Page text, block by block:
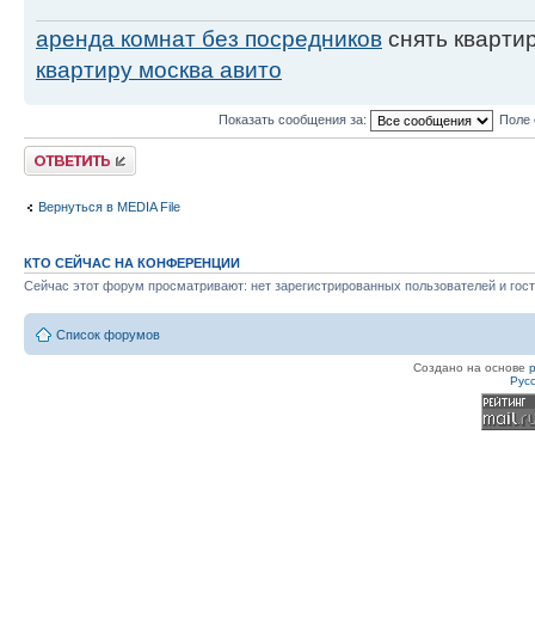
аренда комнат без посредников снять
квартиру москва авито
Показать сообщения за: Поле
Ответить
Вернуться в MEDIA File
КТО СЕЙЧАС НА КОНФЕРЕНЦИИ
Сейчас этот форум просматривают: нет зарегистрированных пользователей и
Список форумов
Создано на основе